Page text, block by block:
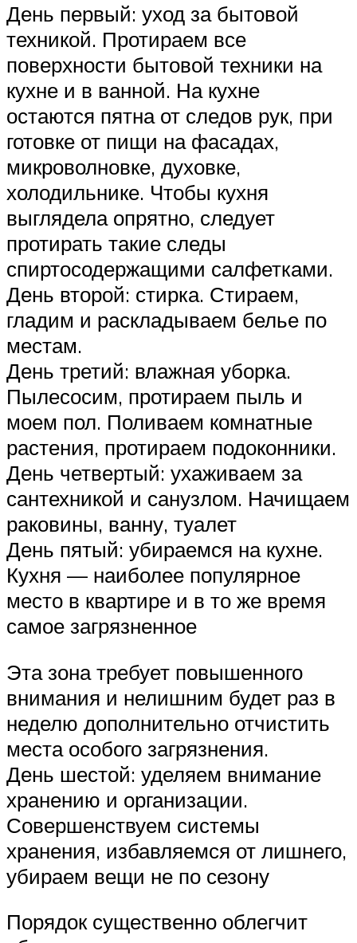
День первый: уход за бытовой
техникой. Протираем все
поверхности бытовой техники на
кухне и в ванной. На кухне
остаются пятна от следов рук, при
готовке от пищи на фасадах,
микроволновке, духовке,
холодильнике. Чтобы кухня
выглядела опрятно, следует
протирать такие следы
спиртосодержащими салфетками.
День второй: стирка. Стираем,
гладим и раскладываем белье по
местам.
День третий: влажная уборка.
Пылесосим, протираем пыль и
моем пол. Поливаем комнатные
растения, протираем подоконники.
День четвертый: ухаживаем за
сантехникой и санузлом. Начищаем
раковины, ванну, туалет
День пятый: убираемся на кухне.
Кухня — наиболее популярное
место в квартире и в то же время
самое загрязненное
Эта зона требует повышенного
внимания и нелишним будет раз в
неделю дополнительно отчистить
места особого загрязнения.
День шестой: уделяем внимание
хранению и организации.
Совершенствуем системы
хранения, избавляемся от лишнего,
убираем вещи не по сезону
Порядок существенно облегчит